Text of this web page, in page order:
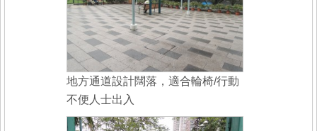
地方通道設計闊落，適合輪椅/行動
不便人士出入